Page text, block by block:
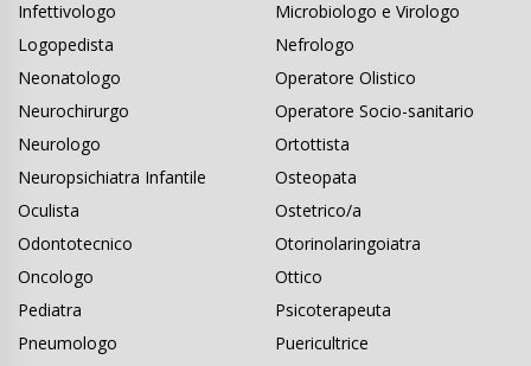
Infettivologo
Logopedista
Microbiologo e Virologo
Nefrologo
Neonatologo
Neurochirurgo
Neurologo
Neuropsichiatra Infantile
Oculista
Odontotecnico
Oncologo
Operatore Olistico
Operatore Socio-sanitario
Ortottista
Osteopata
Ostetrico/a
Otorinolaringoiatra
Ottico
Pediatra
Pneumologo
Psicoterapeuta
Puericultrice